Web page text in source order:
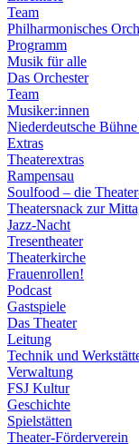
Team
Philharmonisches
Programm
Musik für alle
Das Orchester
Team
Musiker:innen
Niederdeutsche
Extras
Theaterextras
Rampensau
Soulfood – die
Theatersnack zur
Jazz-Nacht
Tresentheater
Theaterkirche
Frauenrollen!
Podcast
Gastspiele
Das Theater
Leitung
Technik und
Verwaltung
FSJ Kultur
Geschichte
Spielstätten
Theater-Förderverein